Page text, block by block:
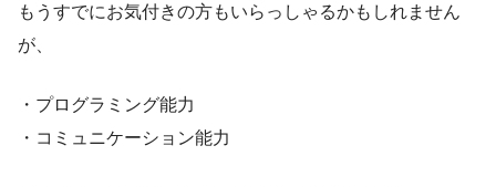
もうすでにお気付きの方もいらっしゃるかもしれません
が、
・プログラミング能力
・コミュニケーション能力